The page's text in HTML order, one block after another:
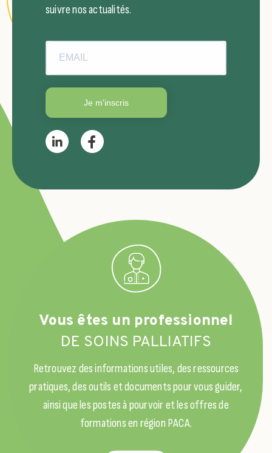
suivre nos actualités.
Je m'inscris
Vous êtes un professionnel
DE SOINS PALLIATIFS
Retrouvez des informations utiles, des ressources
pratiques, des outils et documents pour vous guider,
ainsi que les postes à pourvoir et les offres de
formations en région PACA.